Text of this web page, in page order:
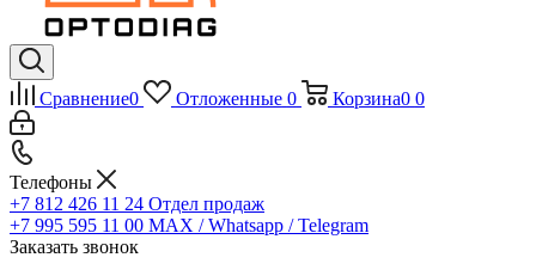
Сравнение0 Отложенные 0 Корзина0 0
Телефоны
+7 812 426 11 24 Отдел продаж
+7 995 595 11 00 MAX / Whatsapp / Telegram
Заказать звонок